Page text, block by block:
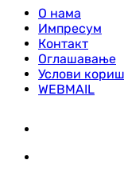
О нама
Импресум
Контакт
Оглашавање
Услови
WEBMAIL